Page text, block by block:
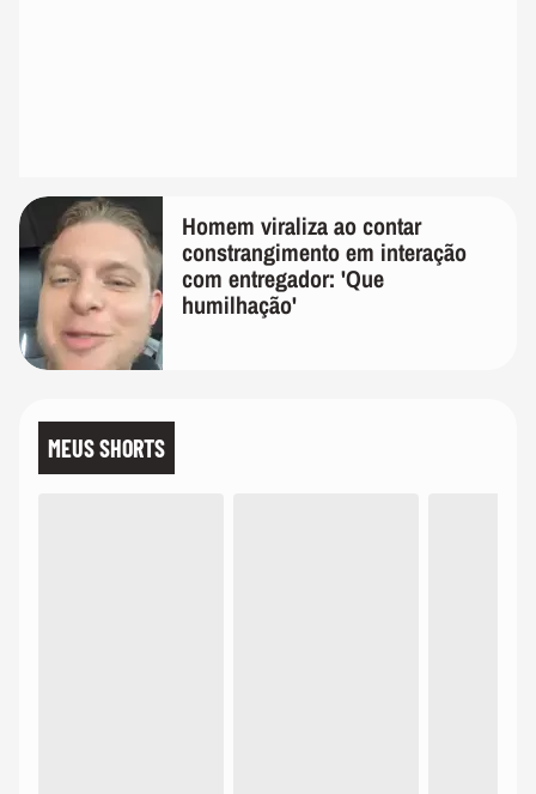
Homem viraliza ao contar
constrangimento em interação
com entregador: 'Que
humilhação'
MEUS SHORTS